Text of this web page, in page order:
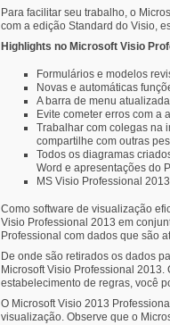
Para facilitar seu trabalho, o
com a edição Standard do Visio,
Highlights no Microsoft Visio
Formulários e modelos
Novas e automáticas
A barra de menu
Evite cometer erros com a
Trabalhar com colegas na
compartilhe com outras
Todos os diagramas
Word e apresentações do
MS Visio Professional
Como software de visualização
Visio Professional 2013 em
Professional com dados que são
De onde são retirados os dados
Microsoft Visio Professional
estabelecimento de regras, você
O Microsoft Visio 2013
visualização. Observe que o